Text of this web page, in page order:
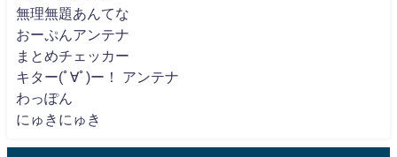
無理無題あんてな
おーぷんアンテナ
まとめチェッカー
キター(ﾟ∀ﾟ)ー！ アンテナ
わっぽん
にゅきにゅき